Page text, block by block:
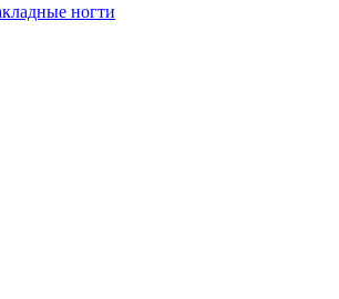
ногти